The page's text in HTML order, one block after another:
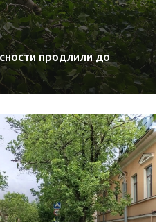
продлили до